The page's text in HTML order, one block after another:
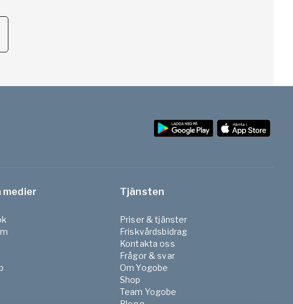
medier Tjänsten
Priser & tjänster
Friskvårdsbidrag
Kontakta oss
Frågor & svar
Om Yogobe
Shop
Team Yogobe